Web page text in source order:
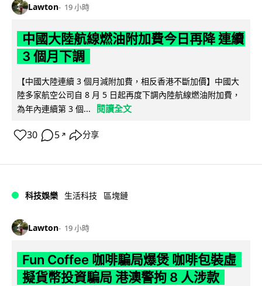
Lawton 19 小時
中國大陸航線燃油附加費今日再降 連續
3 個月下調
【中國大陸連續 3 個月減附加費，相反香港不斷加價】中國大
陸多家航空公司自 8 月 5 日起再度下調內陸航線燃油附加費，
為年內連續第 3 個...
閱讀全文
30 5 ↗ 分享
科技娛樂 生活科技 區塊鏈
Lawton 19 小時
Fun Coffee 咖啡騙局爆煲 咖啡包裝虛
擬貨幣投資騙局 港澳警拘 8 人涉款